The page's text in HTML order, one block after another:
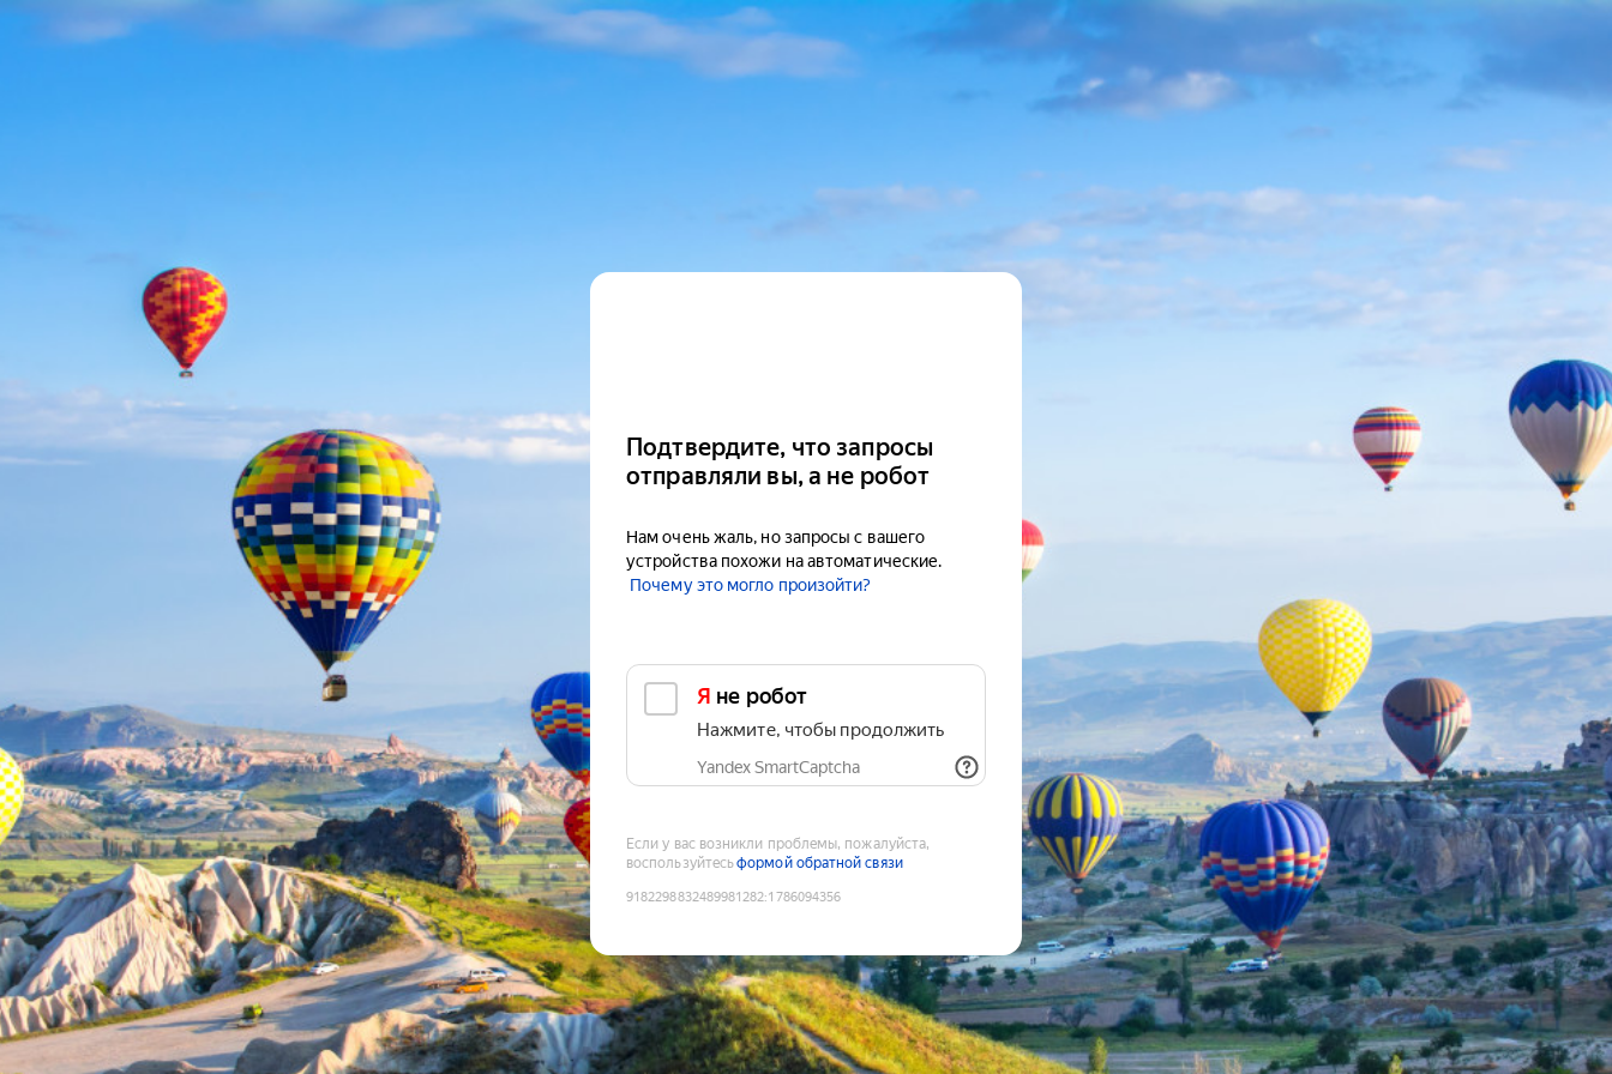
Подтвердите, что запросы
отправляли вы, а не робот
Нам очень жаль, но запросы с вашего
устройства похожи на автоматические.
Почему это могло произойти?
Я не робот
Нажмите, чтобы продолжить
Yandex SmartCaptcha
Если у вас возникли проблемы, пожалуйста,
воспользуйтесьформой обратной связи
9182298832489981282:1786094356